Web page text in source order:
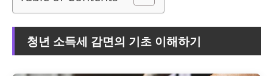
청년 소득세 감면의 기초 이해하기